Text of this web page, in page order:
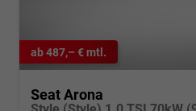
ab 487,– € mtl.
Seat Arona